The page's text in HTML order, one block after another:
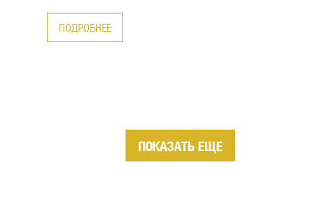
ПОДРОБНЕЕ
ПОКАЗАТЬ ЕЩЕ